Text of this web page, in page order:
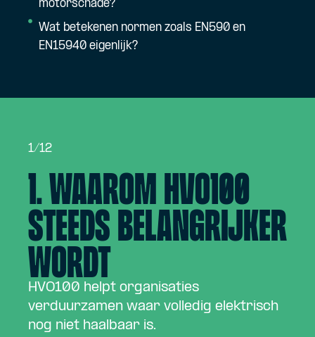
motorschade?
Wat betekenen normen zoals EN590 en
EN15940 eigenlijk?
1/12
1. Waarom HVO100
steeds belangrijker
wordt
HVO100 helpt organisaties
verduurzamen waar volledig elektrisch
nog niet haalbaar is.